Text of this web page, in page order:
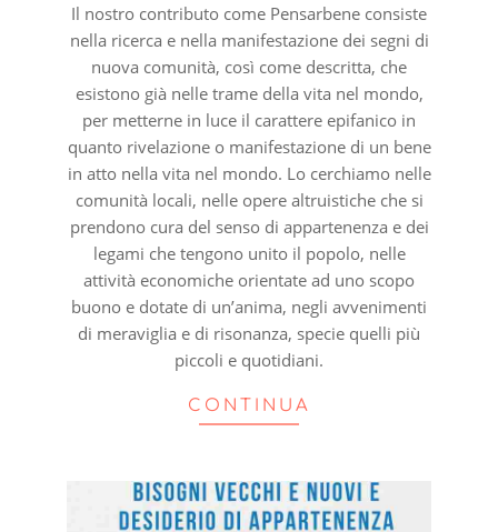
Il nostro contributo come Pensarbene consiste
nella ricerca e nella manifestazione dei segni di
nuova comunità, così come descritta, che
esistono già nelle trame della vita nel mondo,
per metterne in luce il carattere epifanico in
quanto rivelazione o manifestazione di un bene
in atto nella vita nel mondo. Lo cerchiamo nelle
comunità locali, nelle opere altruistiche che si
prendono cura del senso di appartenenza e dei
legami che tengono unito il popolo, nelle
attività economiche orientate ad uno scopo
buono e dotate di un’anima, negli avvenimenti
di meraviglia e di risonanza, specie quelli più
piccoli e quotidiani.
CONTINUA